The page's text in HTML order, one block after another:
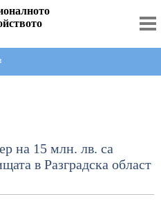
на 15 млн. лв. са
в Разградска област